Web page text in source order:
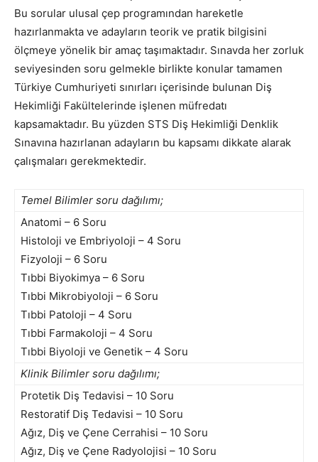
Bu sorular ulusal çep programından hareketle
hazırlanmakta ve adayların teorik ve pratik bilgisini
ölçmeye yönelik bir amaç taşımaktadır. Sınavda her zorluk
seviyesinden soru gelmekle birlikte konular tamamen
Türkiye Cumhuriyeti sınırları içerisinde bulunan Diş
Hekimliği Fakültelerinde işlenen müfredatı
kapsamaktadır. Bu yüzden STS Diş Hekimliği Denklik
Sınavına hazırlanan adayların bu kapsamı dikkate alarak
çalışmaları gerekmektedir.
Temel Bilimler soru dağılımı;
Anatomi – 6 Soru
Histoloji ve Embriyoloji – 4 Soru
Fizyoloji – 6 Soru
Tıbbi Biyokimya – 6 Soru
Tıbbi Mikrobiyoloji – 6 Soru
Tıbbi Patoloji – 4 Soru
Tıbbi Farmakoloji – 4 Soru
Tıbbi Biyoloji ve Genetik – 4 Soru
Klinik Bilimler soru dağılımı;
Protetik Diş Tedavisi – 10 Soru
Restoratif Diş Tedavisi – 10 Soru
Ağız, Diş ve Çene Cerrahisi – 10 Soru
Ağız, Diş ve Çene Radyolojisi – 10 Soru